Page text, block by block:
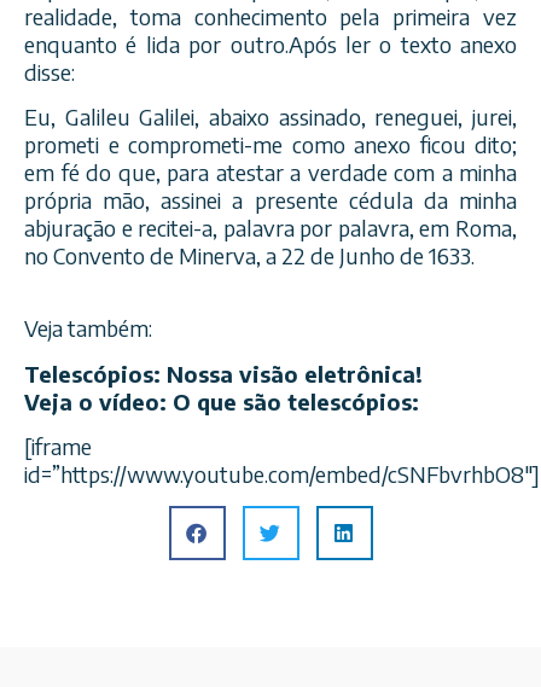
realidade, toma conhecimento pela primeira vez
enquanto é lida por outro.Após ler o texto anexo
disse:
Eu, Galileu Galilei, abaixo assinado, reneguei, jurei,
prometi e comprometi-me como anexo ficou dito;
em fé do que, para atestar a verdade com a minha
própria mão, assinei a presente cédula da minha
abjuração e recitei-a, palavra por palavra, em Roma,
no Convento de Minerva, a 22 de Junho de 1633.
Veja também:
Telescópios: Nossa visão eletrônica!
Veja o vídeo: O que são telescópios:
[iframe
id=”https://www.youtube.com/embed/cSNFbvrhbO8″]